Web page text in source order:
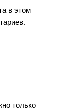
в этом
только